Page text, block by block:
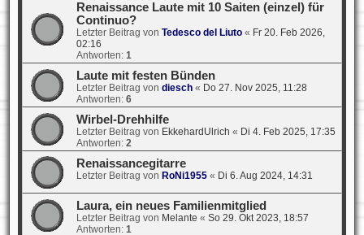
Renaissance Laute mit 10 Saiten (einzel) für
Continuo?
Letzter Beitrag von Tedesco del Liuto« Fr 20. Feb 2026,
02:16
Antworten: 1
Laute mit festen Bünden
Letzter Beitrag von diesch« Do 27. Nov 2025, 11:28
Antworten: 6
Wirbel-Drehhilfe
Letzter Beitrag von EkkehardUlrich « Di 4. Feb 2025, 17:35
Antworten: 2
Renaissancegitarre
Letzter Beitrag von RoNi1955« Di 6. Aug 2024, 14:31
Laura, ein neues Familienmitglied
Letzter Beitrag von Melante « So 29. Okt 2023, 18:57
Antworten: 1